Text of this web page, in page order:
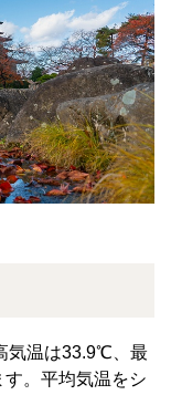
気温は33.9℃、最
。平均気温をシ